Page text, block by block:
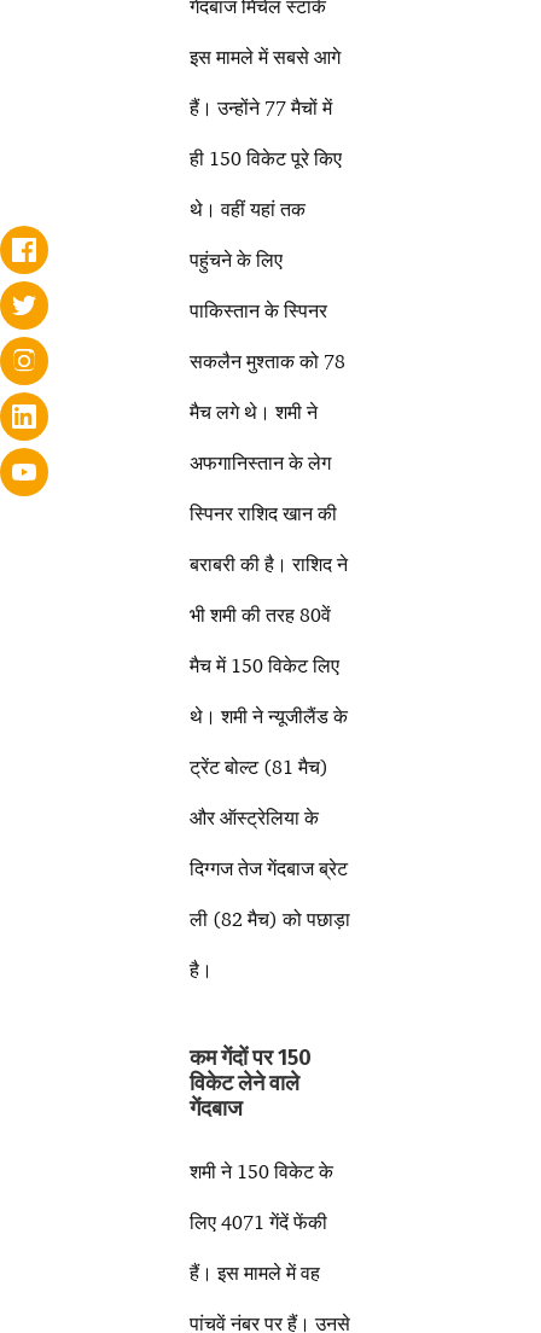
गेंदबाज मिचेल स्टार्क
इस मामले में सबसे आगे
हैं। उन्होंने 77 मैचों में
ही 150 विकेट पूरे किए
थे। वहीं यहां तक
पहुंचने के लिए
पाकिस्तान के स्पिनर
सकलैन मुश्ताक को 78
मैच लगे थे। शमी ने
अफगानिस्तान के लेग
स्पिनर राशिद खान की
बराबरी की है। राशिद ने
भी शमी की तरह 80वें
मैच में 150 विकेट लिए
थे। शमी ने न्यूजीलैंड के
ट्रेंट बोल्ट (81 मैच)
और ऑस्ट्रेलिया के
दिग्गज तेज गेंदबाज ब्रेट
ली (82 मैच) को पछाड़ा
है।
कम गेंदों पर 150
विकेट लेने वाले
गेंदबाज
शमी ने 150 विकेट के
लिए 4071 गेंदें फेंकी
हैं। इस मामले में वह
पांचवें नंबर पर हैं। उनसे